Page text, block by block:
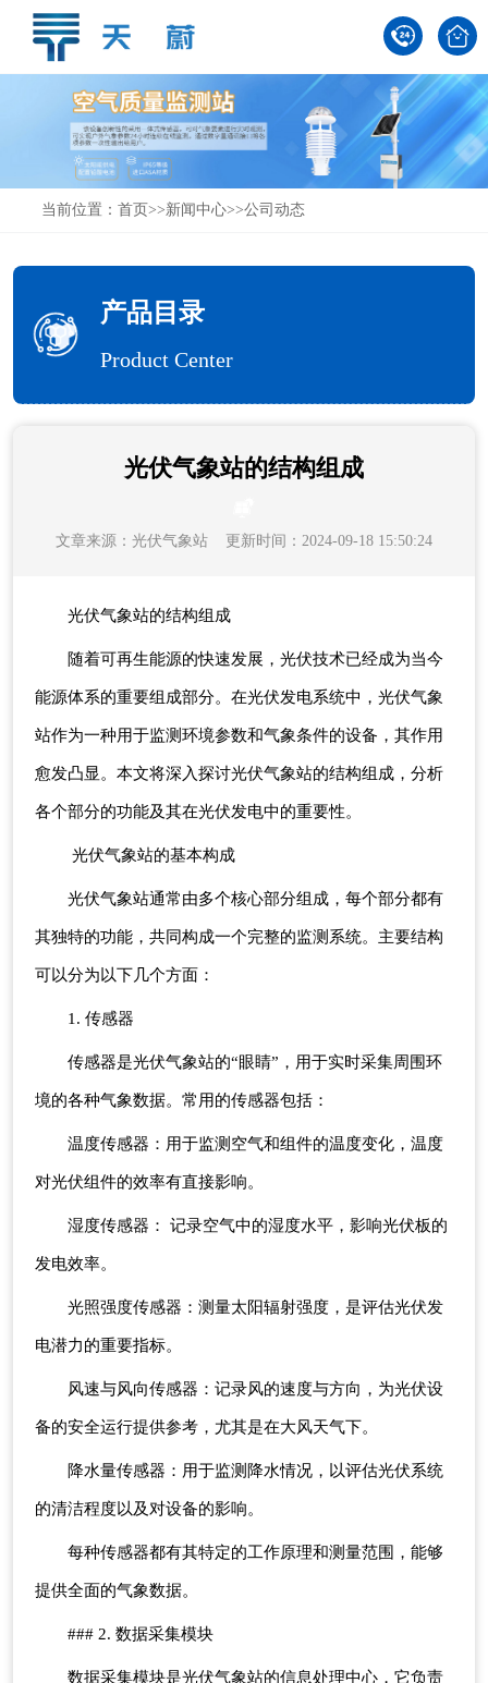
当前位置： 首页 >>新闻中心>>公司动态
产品目录
Product Center
光伏气象站的结构组成
文章来源： 光伏气象站 更新时间：2024-09-18 15:50:24
光伏气象站的结构组成
随着可再生能源的快速发展，光伏技术已经成为当今
能源体系的重要组成部分。在光伏发电系统中，光伏气象
站作为一种用于监测环境参数和气象条件的设备，其作用
愈发凸显。本文将深入探讨光伏气象站的结构组成，分析
各个部分的功能及其在光伏发电中的重要性。
光伏气象站的基本构成
光伏气象站通常由多个核心部分组成，每个部分都有
其独特的功能，共同构成一个完整的监测系统。主要结构
可以分为以下几个方面：
1. 传感器
传感器是光伏气象站的“眼睛”，用于实时采集周围环
境的各种气象数据。常用的传感器包括：
温度传感器：用于监测空气和组件的温度变化，温度
对光伏组件的效率有直接影响。
湿度传感器： 记录空气中的湿度水平，影响光伏板的
发电效率。
光照强度传感器：测量太阳辐射强度，是评估光伏发
电潜力的重要指标。
风速与风向传感器：记录风的速度与方向，为光伏设
备的安全运行提供参考，尤其是在大风天气下。
降水量传感器：用于监测降水情况，以评估光伏系统
的清洁程度以及对设备的影响。
每种传感器都有其特定的工作原理和测量范围，能够
提供全面的气象数据。
### 2. 数据采集模块
数据采集模块是光伏气象站的信息处理中心，它负责